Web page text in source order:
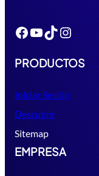
Facebook YouTube TikTok Instagram
PRODUCTOS
Iniciar Sesión
Descubre
Sitemap
EMPRESA